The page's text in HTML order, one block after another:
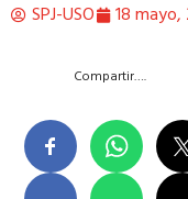
SPJ-USO 18
Compartir….